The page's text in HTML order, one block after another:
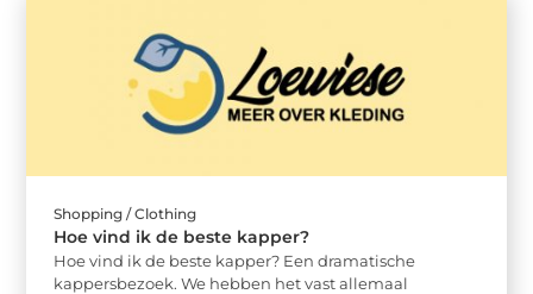
Shopping / Clothing
Hoe vind ik de beste kapper?
Hoe vind ik de beste kapper? Een dramatische
kappersbezoek. We hebben het vast allemaal